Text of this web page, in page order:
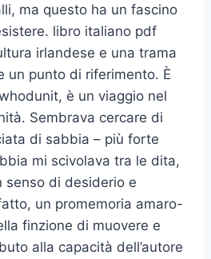
ma questo ha un fascino
libro italiano pdf
irlandese e una trama
un punto di riferimento. È
è un viaggio nel
Sembrava cercare di
di sabbia – più forte
mi scivolava tra le dita,
senso di desiderio e
un promemoria amaro-
finzione di muovere e
alla capacità dell’autore